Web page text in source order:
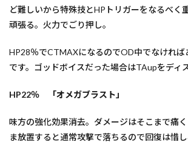
ど難しいから特殊技とHPトリガーをなるべく
頑張る。火力でごり押し。
HP28％でCTMAXになるのでOD中でなければ
です。ゴッドボイスだった場合はTAupをディ
HP22％ 「オメガブラスト」
味方の強化効果消去。ダメージはそこまで痛
ま放置すると通常攻撃で落ちるので回復は惜し